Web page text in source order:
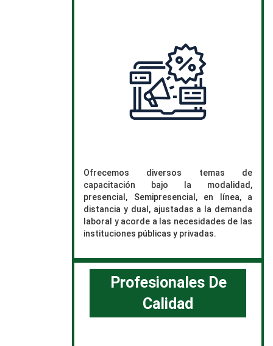
Ofrecemos diversos temas de
capacitación bajo la modalidad,
presencial, Semipresencial, en línea, a
distancia y dual, ajustadas a la demanda
laboral y acorde a las necesidades de las
instituciones públicas y privadas.
Profesionales De
Calidad